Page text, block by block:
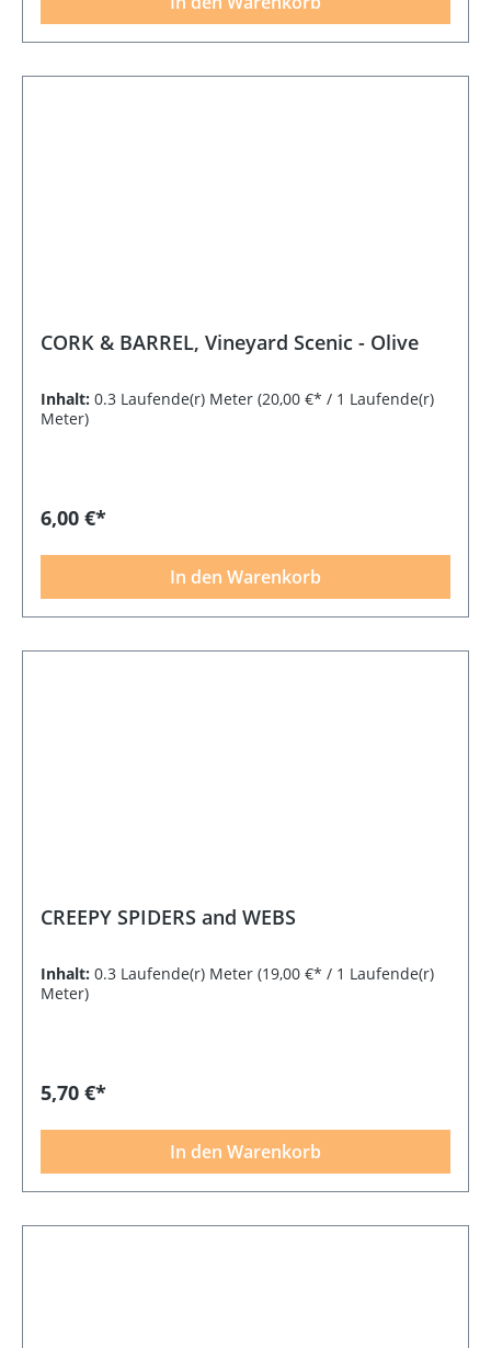
CORK & BARREL, Vineyard Scenic - Olive
Inhalt: 0.3 Laufende(r) Meter (20,00 €* / 1 Laufende(r)
Meter)
6,00 €*
In den Warenkorb
CREEPY SPIDERS and WEBS
Inhalt: 0.3 Laufende(r) Meter (19,00 €* / 1 Laufende(r)
Meter)
5,70 €*
In den Warenkorb